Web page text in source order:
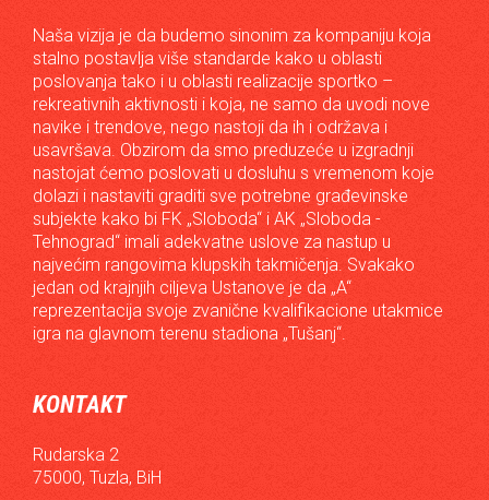
Naša vizija je da budemo sinonim za kompaniju koja
stalno postavlja više standarde kako u oblasti
poslovanja tako i u oblasti realizacije sportko –
rekreativnih aktivnosti i koja, ne samo da uvodi nove
navike i trendove, nego nastoji da ih i održava i
usavršava. Obzirom da smo preduzeće u izgradnji
nastojat ćemo poslovati u dosluhu s vremenom koje
dolazi i nastaviti graditi sve potrebne građevinske
subjekte kako bi FK „Sloboda“ i AK „Sloboda -
Tehnograd“ imali adekvatne uslove za nastup u
najvećim rangovima klupskih takmičenja. Svakako
jedan od krajnjih ciljeva Ustanove je da „A“
reprezentacija svoje zvanične kvalifikacione utakmice
igra na glavnom terenu stadiona „Tušanj“.
KONTAKT
Rudarska 2
75000, Tuzla, BiH